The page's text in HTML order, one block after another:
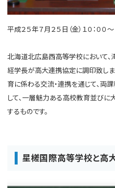
平成２５年７月２５日（金）１０：００～
北海道北広島西高等学校において
経学長が高大連携協定に調印致しま
育に係わる交流・連携を通じて、両
して、一層魅力ある高校教育並び
するものです。
星槎国際高等学校と高